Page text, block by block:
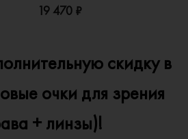
19 470 ₽
скидку в
очки для зрения
+ линзы)!